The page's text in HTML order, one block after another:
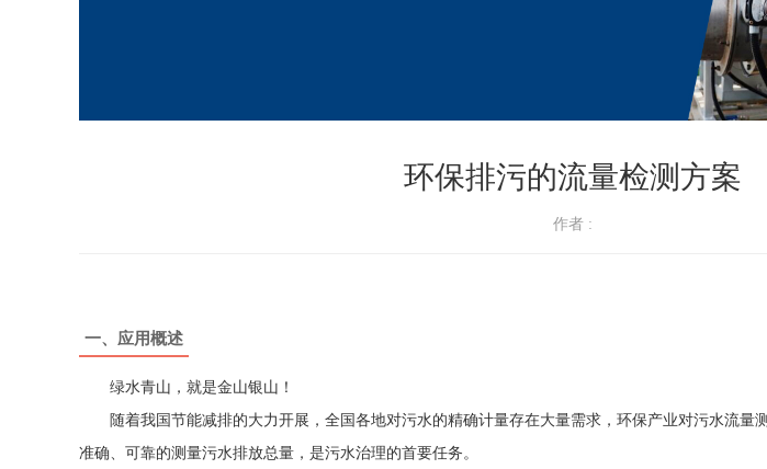
环保排污的流量检测方案
作者 :
一、应用概述
绿水青山，就是金山银山！
随着我国节能减排的大力开展，全国各地对污水的精确计量存在大量需求，环保产业对污水流量
准确、可靠的测量污水排放总量，是污水治理的首要任务。